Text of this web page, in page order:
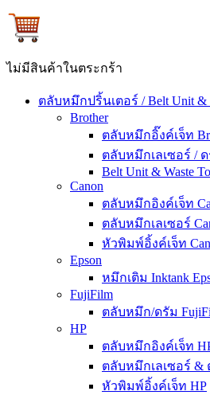
ไม่มีสินค้าในตระกร้า
ตลับหมึกปริ้นเตอร์ / Belt Unit &
Brother
ตลับหมึกอิ๊งค์เจ็ท
ตลับหมึกเลเซอร์ / ด
Belt Unit & Waste
Canon
ตลับหมึกอิงค์เจ็ท
ตลับหมึกเลเซอร์
หัวพิมพ์อิ้งค์เจ็ท
Epson
หมึกเติม Inktank
FujiFilm
ตลับหมึก/ดรัม
HP
ตลับหมึกอิงค์เจ็ท
ตลับหมึกเลเซอร์ &
หัวพิมพ์อิ้งค์เจ็ท HP